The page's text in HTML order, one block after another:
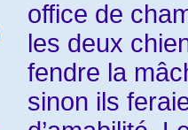
office de
les deux
fendre la
sinon ils